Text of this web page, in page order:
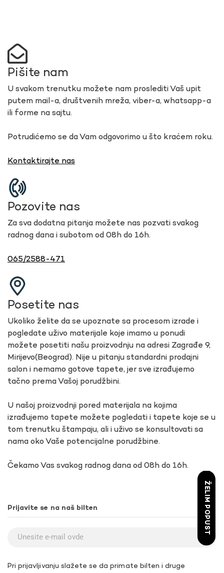
Pišite nam
U svakom trenutku možete nam proslediti Vaš upit
putem mail-a, društvenih mreža, viber-a, whatsapp-a
ili forme na sajtu.
Potrudićemo se da Vam odgovorimo u što kraćem roku.
Kontaktirajte nas
Pozovite nas
Za sva dodatna pitanja možete nas pozvati svakog
radnog dana i subotom od 08h do 16h.
065/2588-471
Posetite nas
Ukoliko želite da se upoznate sa procesom izrade i
pogledate uživo materijale koje imamo u ponudi
možete posetiti našu proizvodnju na adresi Zagrađe 9,
Mirijevo(Beograd). Nije u pitanju standardni prodajni
salon i nemamo gotove tapete, jer sve izrađujemo
tačno prema Vašoj porudžbini.
U našoj proizvodnji pored materijala na kojima
izrađujemo tapete možete pogledati i tapete koje se u
tom trenutku štampaju, ali i uživo se konsultovati sa
nama oko Vaše potencijalne porudžbine.
Čekamo Vas svakog radnog dana od 08h do 16h.
Prijavite se na naš bilten
Pri prijavljivanju slažete se da primate bilten i druge
ŽELIM POPUST